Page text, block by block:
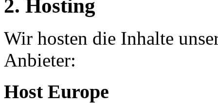
2. Hosting
Wir hosten die Inhalte
Anbieter:
Host Europe